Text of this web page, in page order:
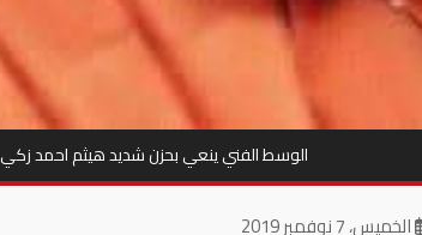
الوسط الفني ينعي بحزن شديد هيثم احمد زكي
الخميس، 7 نوفمبر 2019